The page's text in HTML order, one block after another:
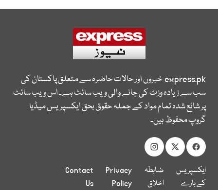
express.pkخبروں اور حالات حاضرہ سے متعلق پاکستان کی
سب سے زیادہ وزٹ کی جانے والی ویب سائٹ ہے۔ اس ویب سائٹ
پر شائع شدہ تمام مواد کے جملہ حقوق بحق ایکسپریس میڈیا
گروپ محفوظ ہیں۔
ایکسپریس
کے بارے
ضابطہ
اخلاق
Privacy
Policy
Contact
Us